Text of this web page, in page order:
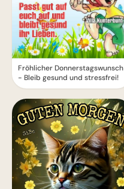
Fröhlicher Donnerstagswunsch
- Bleib gesund und stressfrei!